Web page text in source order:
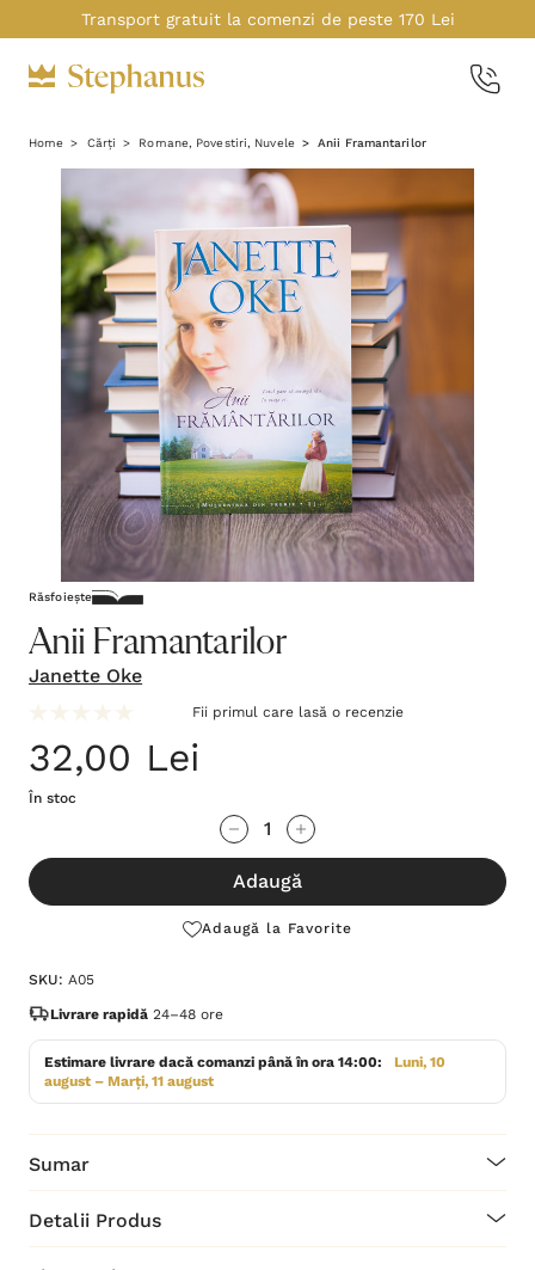
Transport gratuit la comenzi de peste 170 Lei
Home Cărți Romane, Povestiri, Nuvele Anii Framantarilor
Răsfoiește
Anii Framantarilor
Janette Oke
Fii primul care lasă o recenzie
32,00 Lei
În stoc
te!
Stocul
Adaugă
Adaugă la Favorite
SKU: A05
Livrare rapidă 24–48 ore
Estimare livrare dacă comanzi până în ora 14:00:
Luni, 10
august – Marți, 11 august
Sumar
Detalii Produs